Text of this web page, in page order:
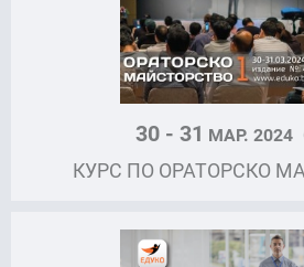
30 - 31 МАР. 2024
КУРС ПО ОРАТОРСКО